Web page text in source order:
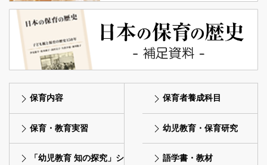
保育内容 保育者養成科目
保育・教育実習 幼児教育・保育研究
「幼児教育 知の探究」シ
語学書・教材